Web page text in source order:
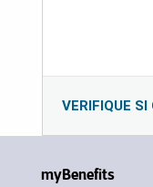
VERIFIQUE
myBenefits